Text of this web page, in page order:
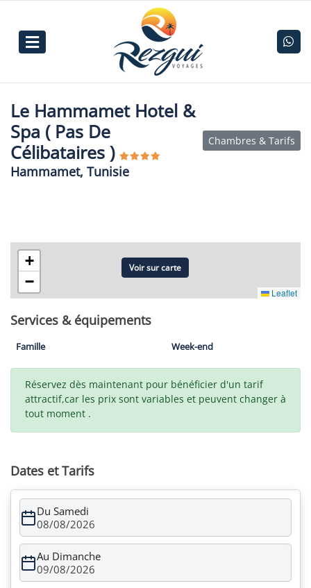
Le Hammamet Hotel &
Spa ( Pas De
Célibataires )
Hammamet, Tunisie
Chambres & Tarifs
+
−
Leaflet
Voir sur carte
Services & équipements
Famille Week-end
Réservez dès maintenant pour bénéficier d'un tarif
attractif,car les prix sont variables et peuvent changer à
tout moment .
Dates et Tarifs
Du Samedi
08/08/2026
Au Dimanche
09/08/2026